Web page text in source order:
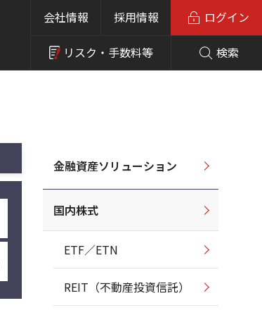
会社情報 採用情報
リスク・ 手数料等 検索
ログイン
金融資産ソリューション
国内株式
ETF／ETN
REIT（不動産投資信託）